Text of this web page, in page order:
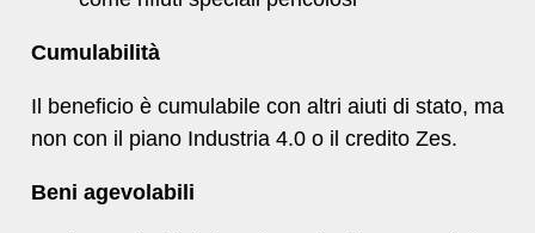
Cumulabilità
Il beneficio è cumulabile con altri aiuti di stato, ma
non con il piano Industria 4.0 o il credito Zes.
Beni agevolabili